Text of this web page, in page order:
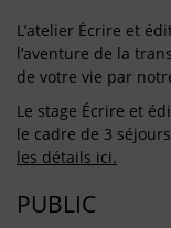
L’atelier Écrire et
l’aventure de la
de votre vie par
Le stage Écrire et
le cadre de 3
les détails ici.
PUBLIC